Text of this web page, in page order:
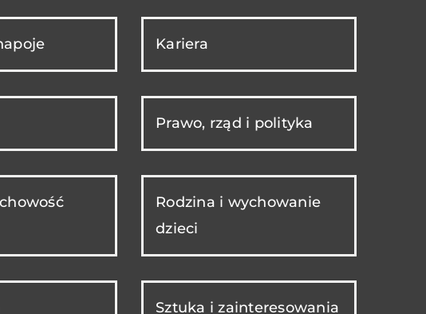
Kariera
Prawo, rząd i polityka
Rodzina i wychowanie
dzieci
Sztuka i zainteresowania